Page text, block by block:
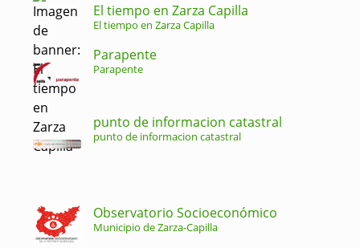
El tiempo en Zarza Capilla
El tiempo en Zarza Capilla
Parapente
Parapente
punto de informacion catastral
punto de informacion catastral
Observatorio Socioeconómico
Municipio de Zarza-Capilla